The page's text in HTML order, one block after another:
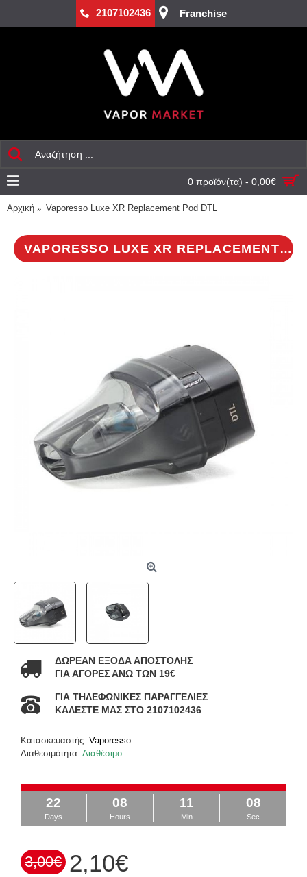
2107102436 Franchise
0 προϊόν(τα) - 0,00€
Αρχική Vaporesso Luxe XR Replacement Pod DTL
VAPORESSO LUXE XR REPLACEMENT POD DTL
ΔΩΡΕΑΝ ΕΞΟΔΑ ΑΠΟΣΤΟΛΗΣ
ΓΙΑ ΑΓΟΡΕΣ ΑΝΩ ΤΩΝ 19€
ΓΙΑ ΤΗΛΕΦΩΝΙΚΕΣ ΠΑΡΑΓΓΕΛΙΕΣ
ΚΑΛΕΣΤΕ ΜΑΣ ΣΤΟ 2107102436
Κατασκευαστής: Vaporesso
Διαθεσιμότητα: Διαθέσιμο
22
Days
08
Hours
11
Min
08
Sec
3,00€ 2,10€